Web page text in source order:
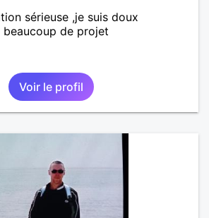
sérieuse ,je suis doux
de projet
Voir le profil